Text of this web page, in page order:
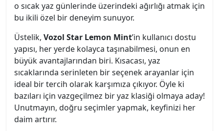
o sıcak yaz günlerinde üzerindeki ağırlığı atmak için
bu ikili özel bir deneyim sunuyor.
Üstelik, Vozol Star Lemon Mint’in kullanıcı dostu
yapısı, her yerde kolayca taşınabilmesi, onun en
büyük avantajlarından biri. Kısacası, yaz
sıcaklarında serinleten bir seçenek arayanlar için
ideal bir tercih olarak karşımıza çıkıyor. Öyle ki
bazıları için vazgeçilmez bir yaz klasiği olmaya aday!
Unutmayın, doğru seçimler yapmak, keyfinizi her
daim artırır.